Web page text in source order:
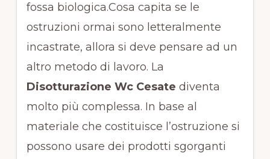
fossa biologica.Cosa capita se le
ostruzioni ormai sono letteralmente
incastrate, allora si deve pensare ad un
altro metodo di lavoro. La
Disotturazione Wc Cesate diventa
molto più complessa. In base al
materiale che costituisce l’ostruzione si
possono usare dei prodotti sgorganti